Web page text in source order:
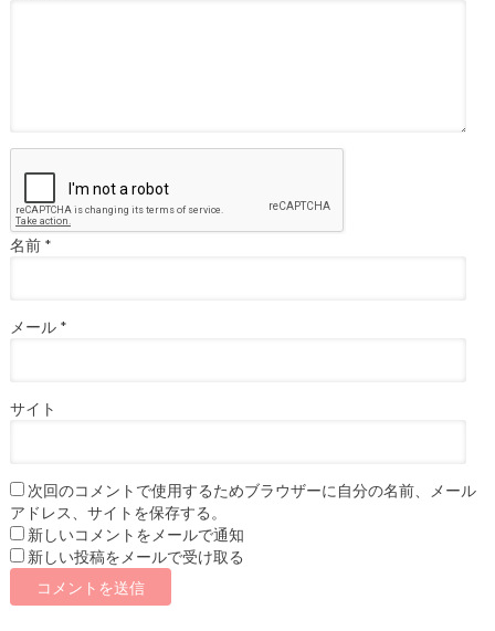
名前 *
メール *
サイト
次回のコメントで使用するためブラウザーに自分の名前、メール
アドレス、サイトを保存する。
新しいコメントをメールで通知
新しい投稿をメールで受け取る